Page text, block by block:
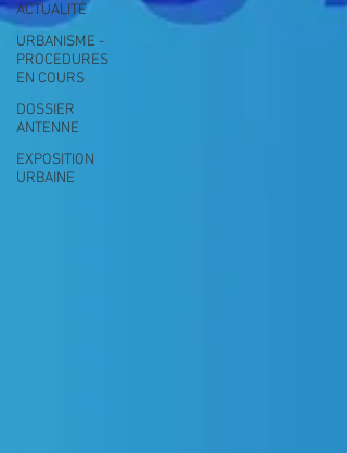
ACTUALITÉ
URBANISME -
PROCEDURES
EN COURS
DOSSIER
ANTENNE
EXPOSITION
URBAINE